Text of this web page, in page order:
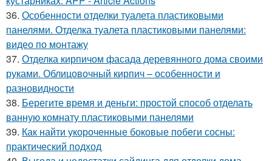
36. Особенности отделки туалета пластиковыми
панелями. Отделка туалета пластиковыми панелями:
видео по монтажу
37. Отделка кирпичом фасада деревянного дома своими
руками. Облицовочный кирпич – особенности и
разновидности
38. Берегите время и деньги: простой способ отделать
ванную комнату пластиковыми панелями
39. Как найти укороченные боковые побеги сосны:
практический подход